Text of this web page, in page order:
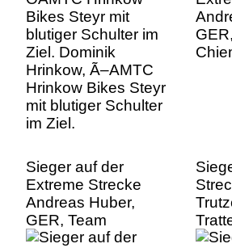
Hrinkow Bikes Steyr
mit blutiger Schulter
im Ziel.
Sieger auf der
Extreme Strecke
Andreas Huber,
GER, Team
Chiemgau EDV